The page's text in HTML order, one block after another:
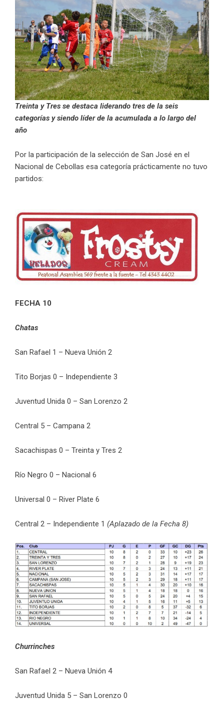
Treinta y Tres se destaca liderando tres de la seis
categorías y siendo líder de la acumulada a lo largo del
año
Por la participación de la selección de San José en el
Nacional de Cebollas esa categoría prácticamente no tuvo
partidos:
FECHA 10
Chatas
San Rafael 1 – Nueva Unión 2
Tito Borjas 0 – Independiente 3
Juventud Unida 0 – San Lorenzo 2
Central 5 – Campana 2
Sacachispas 0 – Treinta y Tres 2
Río Negro 0 – Nacional 6
Universal 0 – River Plate 6
Central 2 – Independiente 1 (Aplazado de la Fecha 8)
Churrinches
San Rafael 2 – Nueva Unión 4
Juventud Unida 5 – San Lorenzo 0